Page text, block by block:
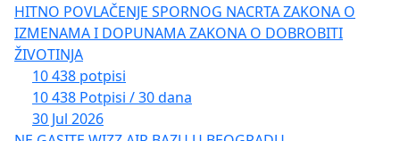
HITNO POVLAČENJE SPORNOG NACRTA ZAKONA O
IZMENAMA I DOPUNAMA ZAKONA O DOBROBITI
ŽIVOTINJA
10 438 potpisi
10 438 Potpisi / 30 dana
30 Jul 2026